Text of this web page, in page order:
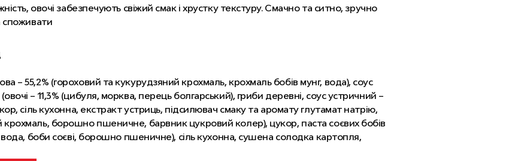
овочі забезпечують свіжий смак і хрустку текстуру. Смачно та ситно, зручно
споживати
– 55,2% (гороховий та кукурудзяний крохмаль, крохмаль бобів мунг, вода), соус
– 11,3% (цибуля, морква, перець болгарський), гриби деревні, соус устричний –
сіль кухонна, екстракт устриць, підсилювач смаку та аромату глутамат натрію,
крохмаль, борошно пшеничне, барвник цукровий колер), цукор, паста соєвих бобів
вода, боби соєві, борошно пшеничне), сіль кухонна, сушена солодка картопля,